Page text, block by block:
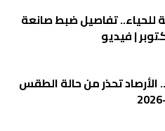
تفاصيل ضبط صانعة
تحذر من حالة الطقس